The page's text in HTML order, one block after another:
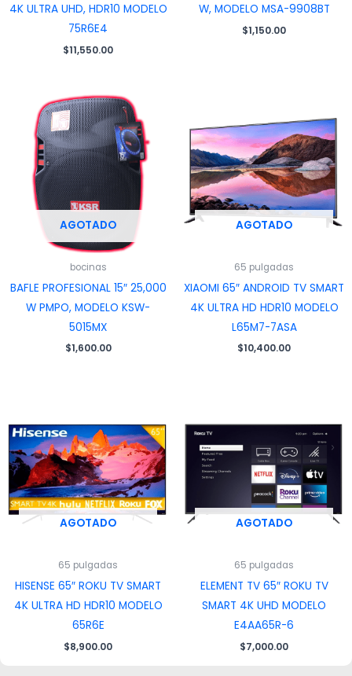
4K ULTRA UHD, HDR10 MODELO
75R6E4
$11,550.00
W, MODELO MSA-9908BT
$1,150.00
AGOTADO
bocinas
BAFLE PROFESIONAL 15″ 25,000
W PMPO, MODELO KSW-
5015MX
$1,600.00
AGOTADO
65 pulgadas
XIAOMI 65″ ANDROID TV SMART
4K ULTRA HD HDR10 MODELO
L65M7-7ASA
$10,400.00
AGOTADO
65 pulgadas
HISENSE 65″ ROKU TV SMART
4K ULTRA HD HDR10 MODELO
65R6E
$8,900.00
AGOTADO
65 pulgadas
ELEMENT TV 65″ ROKU TV
SMART 4K UHD MODELO
E4AA65R-6
$7,000.00